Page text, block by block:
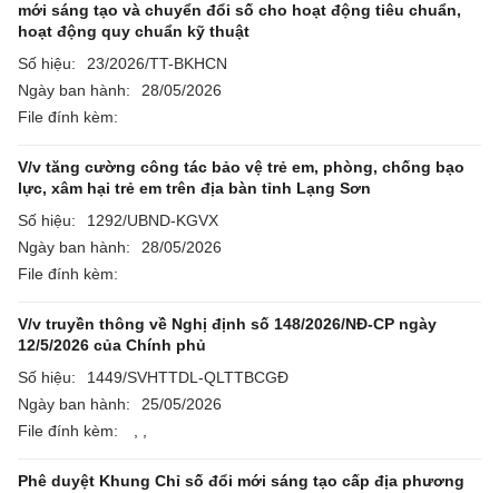
mới sáng tạo và chuyển đổi số cho hoạt động tiêu chuẩn,
hoạt động quy chuẩn kỹ thuật
Số hiệu:
23/2026/TT-BKHCN
Ngày ban hành:
28/05/2026
File đính kèm:
V/v tăng cường công tác bảo vệ trẻ em, phòng, chống bạo
lực, xâm hại trẻ em trên địa bàn tỉnh Lạng Sơn
Số hiệu:
1292/UBND-KGVX
Ngày ban hành:
28/05/2026
File đính kèm:
V/v truyền thông về Nghị định số 148/2026/NĐ-CP ngày
12/5/2026 của Chính phủ
Số hiệu:
1449/SVHTTDL-QLTTBCGĐ
Ngày ban hành:
25/05/2026
File đính kèm:
Phê duyệt Khung Chỉ số đổi mới sáng tạo cấp địa phương